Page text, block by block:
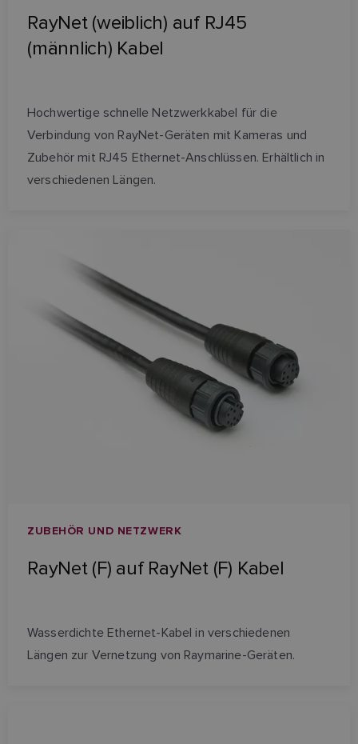
RayNet (weiblich) auf RJ45
(männlich) Kabel
Hochwertige schnelle Netzwerkkabel für die
Verbindung von RayNet-Geräten mit Kameras und
Zubehör mit RJ45 Ethernet-Anschlüssen. Erhältlich in
verschiedenen Längen.
ZUBEHÖR UND NETZWERK
RayNet (F) auf RayNet (F) Kabel
Wasserdichte Ethernet-Kabel in verschiedenen
Längen zur Vernetzung von Raymarine-Geräten.